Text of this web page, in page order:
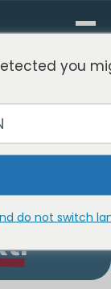
you
do not switch